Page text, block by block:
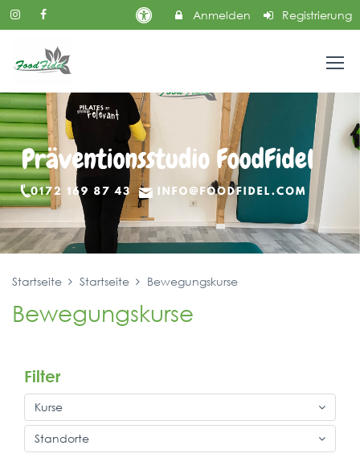
Anmelden Registrierung
Startseite Startseite Bewegungskurse
Bewegungskurse
Filter
Kurse
Standorte